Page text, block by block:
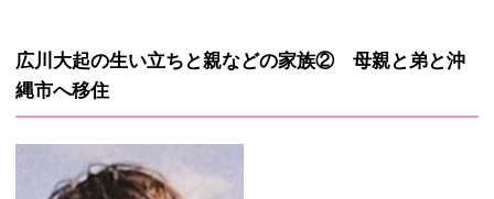
広川大起の生い立ちと親などの家族② 母親と弟と沖
縄市へ移住